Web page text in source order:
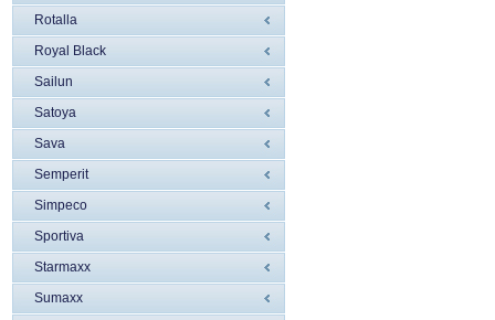
Rotalla
Royal Black
Sailun
Satoya
Sava
Semperit
Simpeco
Sportiva
Starmaxx
Sumaxx